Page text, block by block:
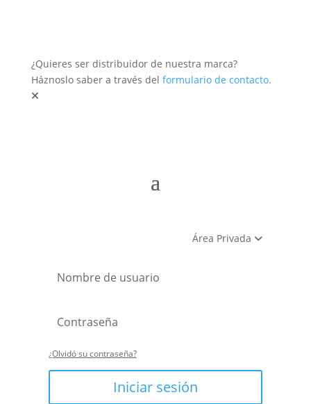
¿Quieres ser distribuidor de nuestra marca?
Háznoslo saber a través del formulario de contacto.
Área Privada
¿Olvidó su contraseña?
Iniciar sesión